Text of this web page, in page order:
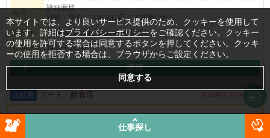
魚の下処理や盛り付けが得意な方も大歓迎です。
シェフの動きやお客様の食べる速度などを見ながら、臨機応変か
つ素早く対応できる方が必要です。
特に、チームワークを大切にし、協力して行動できる方を求めて
います。
詳細面接
経験・能力・スキルに応じて決定いたし...
勤務地
Laguna Beach, California, 92651
勤務時間
14:00～22:00
詳細
正社員 フード・飲食店 2026年07月24日(金)
この記事の文章は機械翻訳されています。原文と訳文の間で、意味
合い等に差異がある可能性がありますのでご注意ください。
仕事探し
本サイトでは、より良いサービス提供のため、クッキーを使用して
います。詳細はプライバシーポリシーをご確認ください。クッキー
の使用を許可する場合は同意するボタンを押してください。クッキ
ーの使用を拒否する場合は、ブラウザからご設定ください。